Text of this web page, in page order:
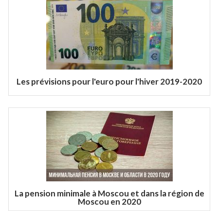
Les prévisions pour l'euro pour l'hiver 2019-2020
La pension minimale à Moscou et dans la région de
Moscou en 2020